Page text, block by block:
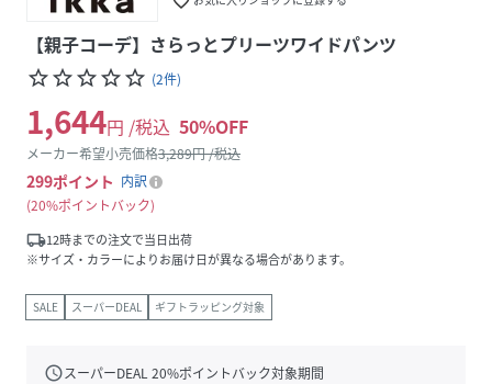
【親子コーデ】さらっとプリーツワイドパンツ
star_borderstar_borderstar_borderstar_borderstar_border (2件)
1,644円 /税込 50%OFF
メーカー希望小売価格3,289円 /税込
299ポイント 内訳
20%ポイントバック
local_shipping12時までの注文で当日出荷
※サイズ・カラーによりお届け日が異なる場合があります。
SALE スーパーDEAL ギフトラッピング対象
scheduleスーパーDEAL20%ポイントバック対象期間